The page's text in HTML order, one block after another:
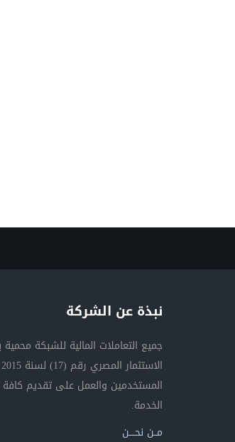
نبذة عن الشركة
جميع التعاملات المالية للشبكة
المستخدمين والعمل على تقديم
الخدمة.
مــن نحــــن